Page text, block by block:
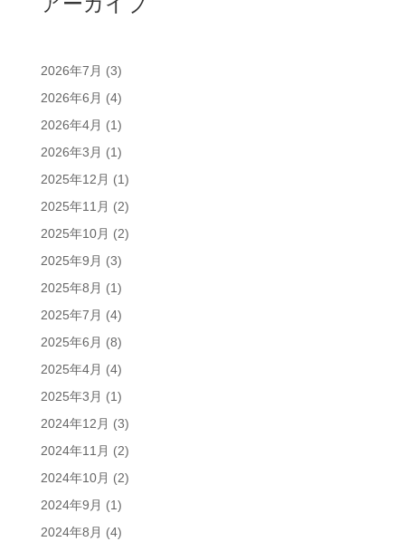
2026年7月 (3)
2026年6月 (4)
2026年4月 (1)
2026年3月 (1)
2025年12月 (1)
2025年11月 (2)
2025年10月 (2)
2025年9月 (3)
2025年8月 (1)
2025年7月 (4)
2025年6月 (8)
2025年4月 (4)
2025年3月 (1)
2024年12月 (3)
2024年11月 (2)
2024年10月 (2)
2024年9月 (1)
2024年8月 (4)